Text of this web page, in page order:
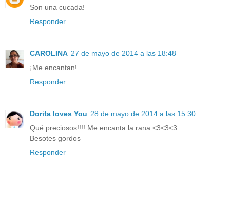
Son una cucada!
Responder
CAROLINA 27 de mayo de 2014 a las 18:48
¡Me encantan!
Responder
Dorita loves You 28 de mayo de 2014 a las 15:30
Qué preciosos!!!! Me encanta la rana <3<3<3
Besotes gordos
Responder